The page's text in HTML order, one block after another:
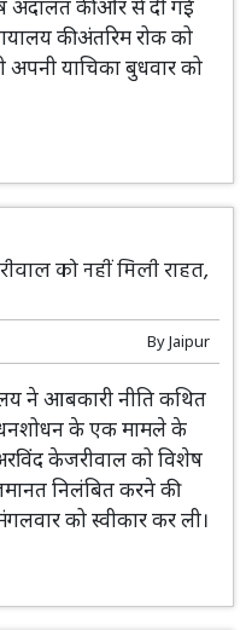
अदालत की ओर से दी गई
की अंतरिम रोक को
अपनी याचिका बुधवार को
को नहीं मिली राहत,
ByJaipur
ने आबकारी नीति कथित
के एक मामले के
केजरीवाल को विशेष
निलंबित करने की
को स्वीकार कर ली।